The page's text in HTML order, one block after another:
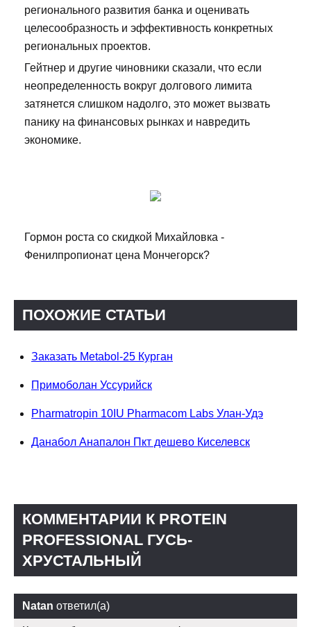
регионального развития банка и оценивать
целесообразность и эффективность конкретных
региональных проектов.
Гейтнер и другие чиновники сказали, что если
неопределенность вокруг долгового лимита
затянется слишком надолго, это может вызвать
панику на финансовых рынках и навредить
экономике.
Гормон роста со скидкой Михайловка -
Фенилпропионат цена Мончегорск?
ПОХОЖИЕ СТАТЬИ
Заказать Metabol-25 Курган
Примоболан Уссурийск
Pharmatropin 10IU Pharmacom Labs Улан-Удэ
Данабол Анапалон Пкт дешево Киселевск
КОММЕНТАРИИ К PROTEIN
PROFESSIONAL ГУСЬ-
ХРУСТАЛЬНЫЙ
Natan ответил(а)